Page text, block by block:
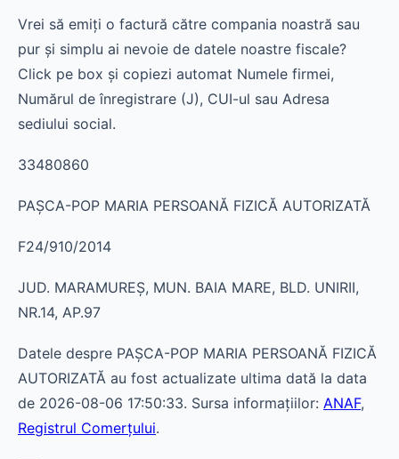
Vrei să emiți o factură către compania noastră sau
pur și simplu ai nevoie de datele noastre fiscale?
Click pe box și copiezi automat Numele firmei,
Numărul de înregistrare (J), CUI-ul sau Adresa
sediului social.
33480860
PAŞCA-POP MARIA PERSOANĂ FIZICĂ AUTORIZATĂ
F24/910/2014
JUD. MARAMUREŞ, MUN. BAIA MARE, BLD. UNIRII,
NR.14, AP.97
Datele despre PAŞCA-POP MARIA PERSOANĂ FIZICĂ
AUTORIZATĂ au fost actualizate ultima dată la data
de 2026-08-06 17:50:33. Sursa informațiilor: ANAF,
Registrul Comerțului.